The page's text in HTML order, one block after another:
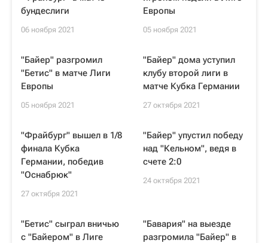
бундеслиги
06 ноября 2021
Европы
05 ноября 2021
"Байер" разгромил
"Бетис" в матче Лиги
Европы
05 ноября 2021
"Байер" дома уступил
клубу второй лиги в
матче Кубка Германии
27 октября 2021
"Фрайбург" вышел в 1/8
финала Кубка
Германии, победив
"Оснабрюк"
27 октября 2021
"Байер" упустил победу
над "Кельном", ведя в
счете 2:0
24 октября 2021
"Бетис" сыграл вничью
с "Байером" в Лиге
"Бавария" на выезде
разгромила "Байер" в